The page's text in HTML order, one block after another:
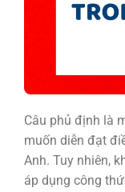
Câu phủ định là
muốn diễn đạt
Anh. Tuy nhiên,
áp dụng công